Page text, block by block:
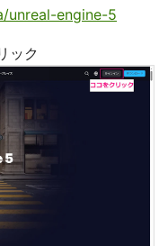
unreal-engine-5
ック